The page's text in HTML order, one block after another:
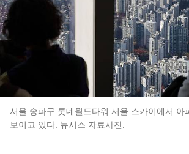
서울 송파구 롯데월드타워 서울 스카이에서 아
보이고 있다. 뉴시스 자료사진.